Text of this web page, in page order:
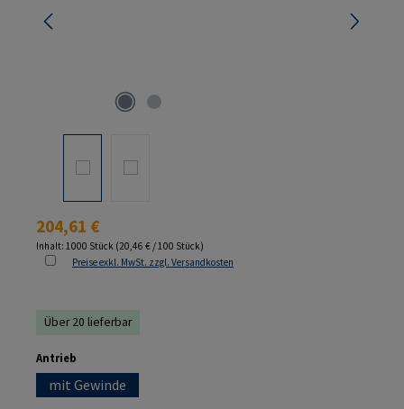
Regulärer Preis:
204,61 €
Inhalt: 1000 Stück (20,46 € / 100 Stück)
Preise exkl. MwSt. zzgl. Versandkosten
Über 20 lieferbar
Antrieb
mit Gewinde